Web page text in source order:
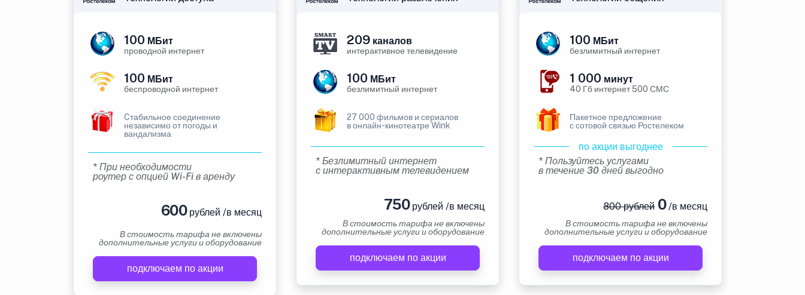
100 МБит
проводной интернет
100 МБит
беспроводной интернет
Cтабильное соединение
независимо от погоды и
вандализма
* При необходимости
роутер с опцией Wi-Fi в аренду
600рублей /в месяц
В стоимость тарифа не включены
дополнительные услуги и оборудование
подключаем по акции
209 каналов
интерактивное телевидение
100 МБит
безлимитный интернет
27 000 фильмов и сериалов
в онлайн-кинотеатре Wink
* Безлимитный интернет
с интерактивным телевидением
750рублей /в месяц
В стоимость тарифа не включены
дополнительные услуги и оборудование
подключаем по акции
100 МБит
безлимитный интернет
1 000 минут
40 Гб интернет 500 СМС
Пакетное предложение
с сотовой связью Ростелеком
по акции выгоднее
* Пользуйтесь услугами
в течение 30 дней выгодно
800 рублей0/в месяц
В стоимость тарифа не включены
дополнительные услуги и оборудование
подключаем по акции